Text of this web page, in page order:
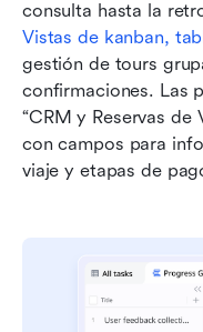
Vistas de kanban,
gestión de tours
confirmaciones. Las
“CRM y Reservas de
con campos para
viaje y etapas de